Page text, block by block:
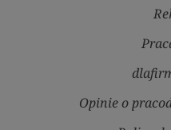
Opinie o